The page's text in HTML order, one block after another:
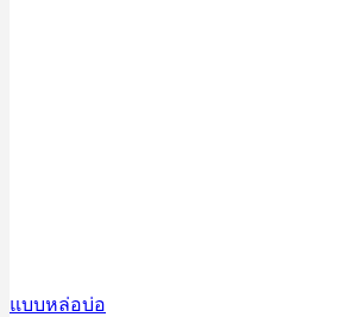
แบบหล่อบ่อ